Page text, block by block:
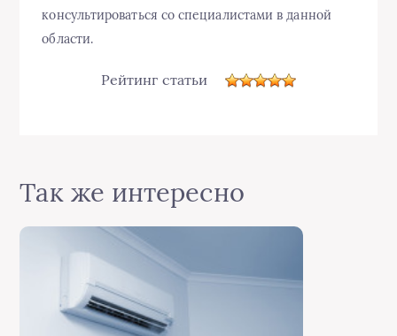
консультироваться со специалистами в данной
области.
Рейтинг статьи
Так же интересно